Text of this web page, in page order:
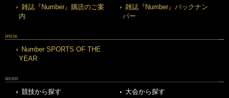
雑誌『Number』購読のご案
内
雑誌『Number』バックナン
バー
SPECIAL
Number SPORTS OF THE
YEAR
ARCHIVE
競技から探す
大会から探す